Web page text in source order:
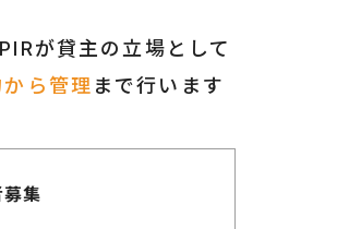
が貸主の立場として
から管理 まで行います
集